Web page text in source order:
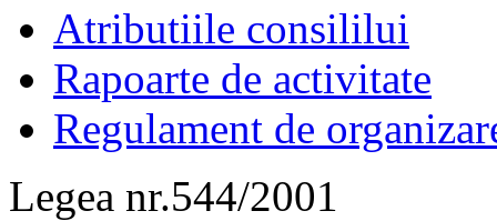
Atributiile consililui
Rapoarte de activitate
Regulament de
Legea nr.544/2001